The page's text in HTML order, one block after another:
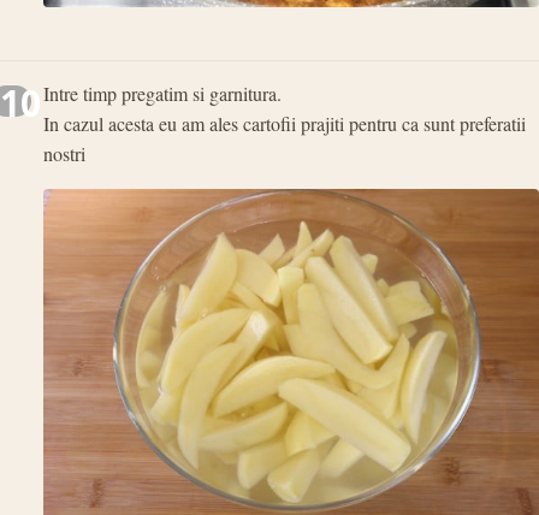
10Intre timp pregatim si garnitura.
In cazul acesta eu am ales cartofii prajiti pentru ca sunt preferatii
nostri